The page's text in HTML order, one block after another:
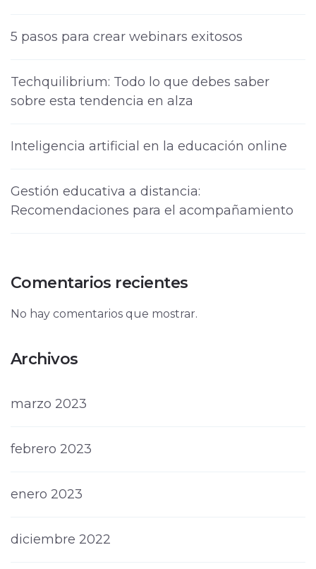
5 pasos para crear webinars exitosos
Techquilibrium: Todo lo que debes saber
sobre esta tendencia en alza
Inteligencia artificial en la educación online
Gestión educativa a distancia:
Recomendaciones para el acompañamiento
Comentarios recientes
No hay comentarios que mostrar.
Archivos
marzo 2023
febrero 2023
enero 2023
diciembre 2022